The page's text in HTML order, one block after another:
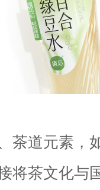
茶道元素，
将茶文化与